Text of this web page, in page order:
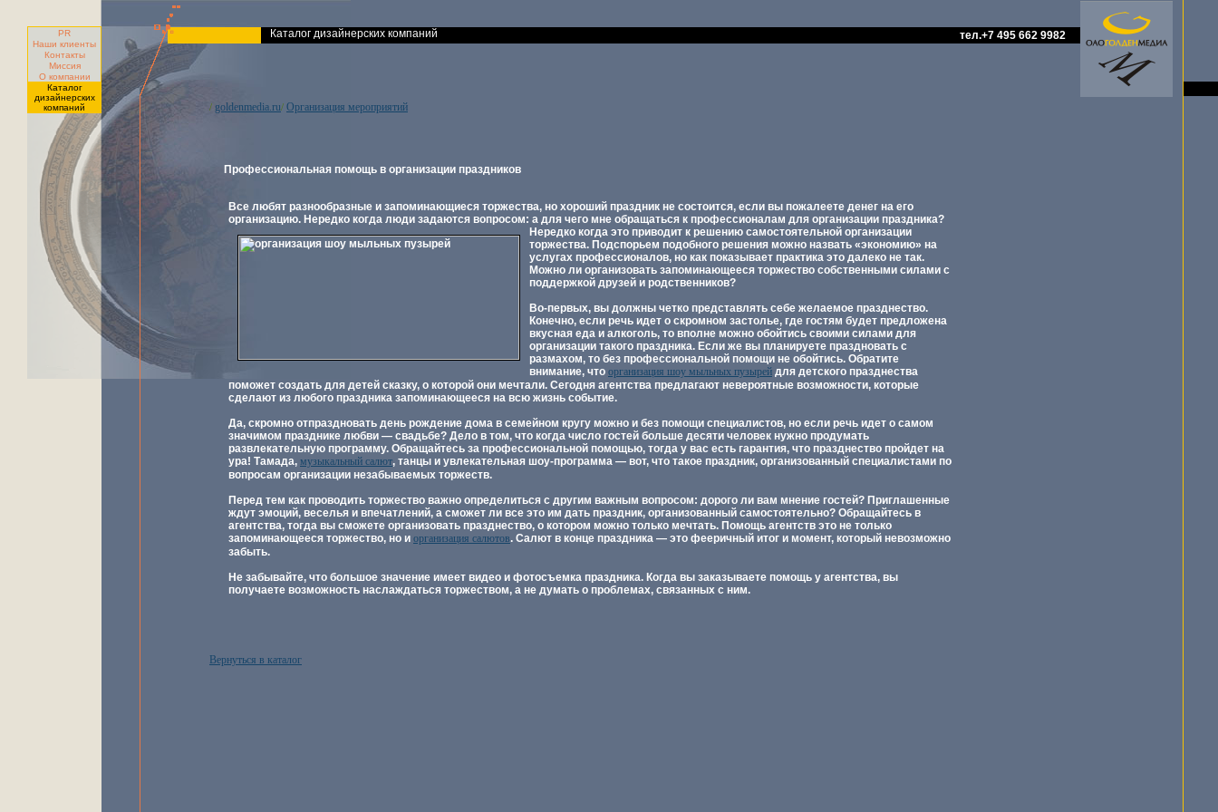
PR
Наши клиенты
Контакты
Миссия
О компании
Каталог
дизайнерских
компаний
Каталог дизайнерских компаний тел.+7 495 662 9982
/ goldenmedia.ru/ Организация мероприятий
Профессиональная помощь в организации праздников
Все любят разнообразные и запоминающиеся торжества, но хороший праздник не состоится, если вы пожалеете денег на его
организацию. Нередко когда люди задаются вопросом: а для чего мне обращаться к профессионалам для организации праздника?
Нередко когда это приводит к решению самостоятельной организации
торжества. Подспорьем подобного решения можно назвать «экономию» на
услугах профессионалов, но как показывает практика это далеко не так.
Можно ли организовать запоминающееся торжество собственными силами с
поддержкой друзей и родственников?
Во-первых, вы должны четко представлять себе желаемое празднество.
Конечно, если речь идет о скромном застолье, где гостям будет предложена
вкусная еда и алкоголь, то вполне можно обойтись своими силами для
организации такого праздника. Если же вы планируете праздновать с
размахом, то без профессиональной помощи не обойтись. Обратите
внимание, что организация шоу мыльных пузырей для детского празднества
поможет создать для детей сказку, о которой они мечтали. Сегодня агентства предлагают невероятные возможности, которые
сделают из любого праздника запоминающееся на всю жизнь событие.
Да, скромно отпраздновать день рождение дома в семейном кругу можно и без помощи специалистов, но если речь идет о самом
значимом празднике любви — свадьбе? Дело в том, что когда число гостей больше десяти человек нужно продумать
развлекательную программу. Обращайтесь за профессиональной помощью, тогда у вас есть гарантия, что празднество пройдет на
ура! Тамада, музыкальный салют, танцы и увлекательная шоу-программа — вот, что такое праздник, организованный специалистами по
вопросам организации незабываемых торжеств.
Перед тем как проводить торжество важно определиться с другим важным вопросом: дорого ли вам мнение гостей? Приглашенные
ждут эмоций, веселья и впечатлений, а сможет ли все это им дать праздник, организованный самостоятельно? Обращайтесь в
агентства, тогда вы сможете организовать празднество, о котором можно только мечтать. Помощь агентств это не только
запоминающееся торжество, но и организация салютов. Салют в конце праздника — это фееричный итог и момент, который невозможно
забыть.
Не забывайте, что большое значение имеет видео и фотосъемка праздника. Когда вы заказываете помощь у агентства, вы
получаете возможность наслаждаться торжеством, а не думать о проблемах, связанных с ним.
Вернуться в каталог